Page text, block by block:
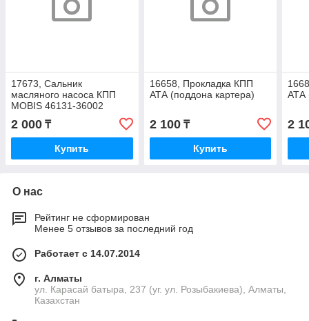
17673, Сальник
масляного насоса КПП
MOBIS 46131-36002
2 000 ₸
Купить
16658, Прокладка КПП
АТА (поддона картера)
2 100₸
Купить
АТА
2
О нас
Рейтинг не сформирован
Менее 5 отзывов за последний год
Работает с 14.07.2014
г. Алматы
ул. Карасай батыра, 237 (уг. ул. Розыбакиева), Алматы,
Казахстан